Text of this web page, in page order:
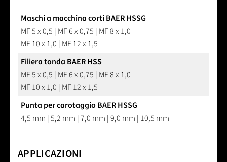
Maschi a macchina corti BAER HSSG
MF 5 x 0,5 | MF 6 x 0,75 | MF 8 x 1,0
MF 10 x 1,0 | MF 12 x 1,5
Filiera tonda BAER HSS
MF 5 x 0,5 | MF 6 x 0,75 | MF 8 x 1,0
MF 10 x 1,0 | MF 12 x 1,5
Punta per carotaggio BAER HSSG
4,5 mm | 5,2 mm | 7,0 mm | 9,0 mm | 10,5 mm
APPLICAZIONI